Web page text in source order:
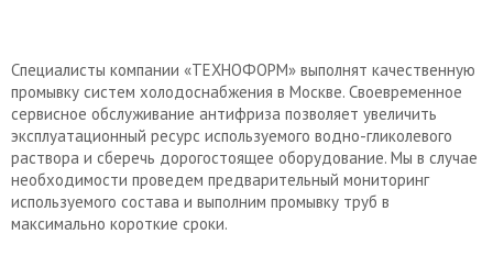
Специалисты компании «ТЕХНОФОРМ» выполнят качественную
промывку систем холодоснабжения в Москве. Своевременное
сервисное обслуживание антифриза позволяет увеличить
эксплуатационный ресурс используемого водно-гликолевого
раствора и сберечь дорогостоящее оборудование. Мы в случае
необходимости проведем предварительный мониторинг
используемого состава и выполним промывку труб в
максимально короткие сроки.